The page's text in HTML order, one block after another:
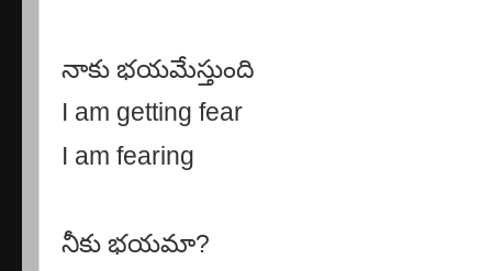
నాకు భయమేస్తుంది
I am getting fear
I am fearing
నీకు భయమా?